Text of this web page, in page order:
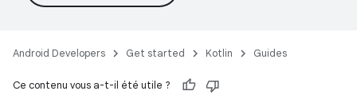
Android Developers Get started Kotlin Guides
Ce contenu vous a-t-il été utile ?